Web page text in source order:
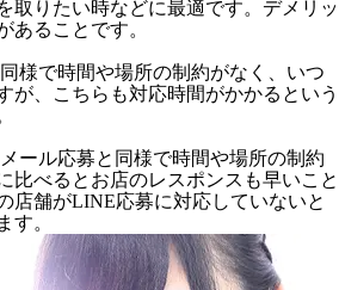
取りたい時などに最適です。デメリッ
あることです。
様で時間や場所の制約がなく、いつ
が、こちらも対応時間がかかるという
ール応募と同様で時間や場所の制約
比べるとお店のレスポンスも早いこと
店舗がLINE応募に対応していないと
す。